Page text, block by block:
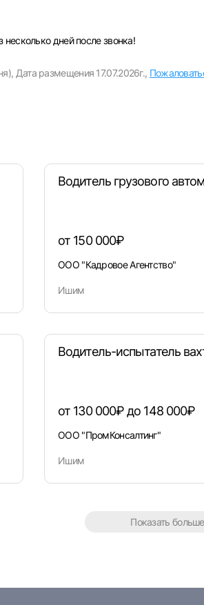
дней после звонка!
Дата размещения 17.07.2026г.,
Водитель грузового
от 150 000₽
ООО "Кадровое Агентство"
Ишим
Водитель-испытатель
от 130 000₽ до 148 000₽
ООО "ПромКонсалтинг"
Ишим
Показать больше